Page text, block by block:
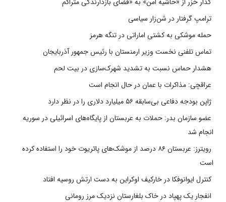
ترامپ گرفتار در شن‌زار سیاسی
حمله موشکی به کشتی اماراتی در تنگه هرمز
تماس تلفنی نخست وزیر ارمنستان با رئیس جمهور آذربایجان
هشدار حماس نسبت به تشدید شهرک‌سازی در بیت‌ لحم
عراقچی: مذاکرات با عمان در حال انجام است
ژاپن بودجه دفاعی بی‌سابقه ۵۶ میلیارد دلاری را در نظر دارد
عضو سازمان بدر: حملات به عربستان از پایگاه‌های اسرائیلی در سوریه
انجام شد
رویترز: عربستان ۸۶ درصد از موشک‌های پاتریوت خود را استفاده کرده
است
کنترل ایوانوفکا در خارکیف اوکراین به دست ارتش روسیه افتاد
انفجار یک پهپاد در خاک بلغارستان نزدیک مرز رومانی